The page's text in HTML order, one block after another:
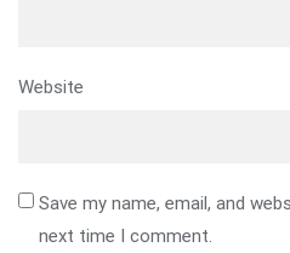
Website
Save my name, email, and
next time I comment.